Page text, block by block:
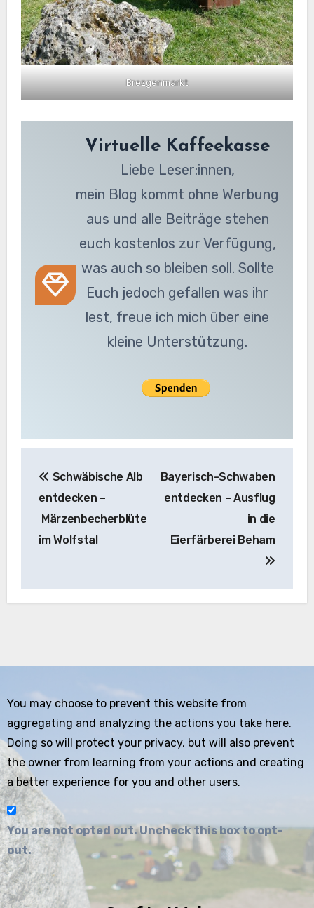
Brezgenmarkt
Virtuelle Kaffeekasse
Liebe Leser:innen,
mein Blog kommt ohne Werbung
aus und alle Beiträge stehen
euch kostenlos zur Verfügung,
was auch so bleiben soll. Sollte
Euch jedoch gefallen was ihr
lest, freue ich mich über eine
kleine Unterstützung.
Schwäbische Alb
entdecken –
Märzenbecherblüte
im Wolfstal
Bayerisch-Schwaben
entdecken – Ausflug
in die
Eierfärberei Beham
You may choose to prevent this website from
aggregating and analyzing the actions you take here.
Doing so will protect your privacy, but will also prevent
the owner from learning from your actions and creating
a better experience for you and other users.
You are not opted out. Uncheck this box to opt-
out.